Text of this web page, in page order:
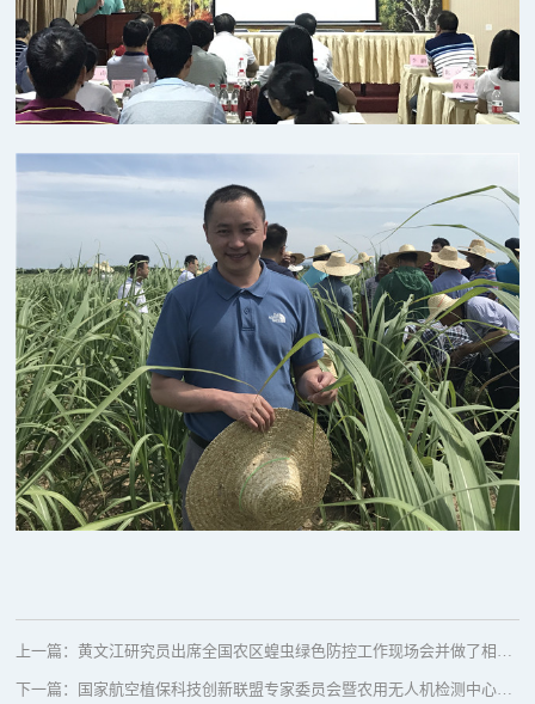
上一篇：黄文江研究员出席全国农区蝗虫绿色防控工作现场会并做了相关报告
下一篇： 国家航空植保科技创新联盟专家委员会暨农用无人机检测中心平台成立会议